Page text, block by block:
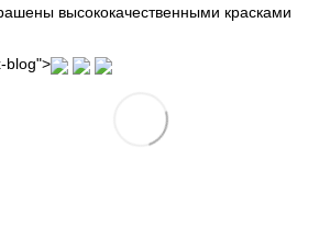
высококачественными красками
blog">